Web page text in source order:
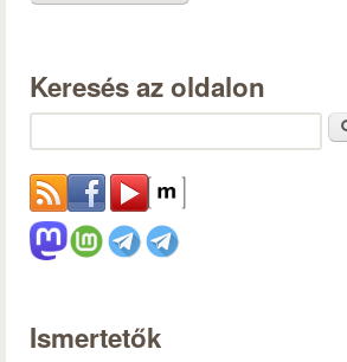
Keresés az oldalon
Ismertetők